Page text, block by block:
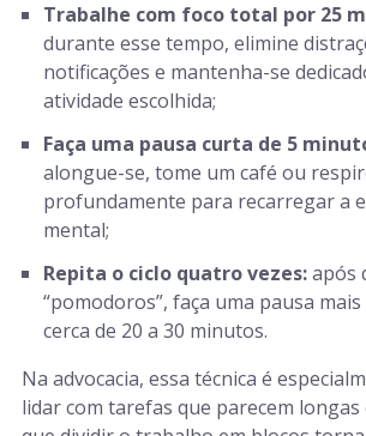
Trabalhe com foco total por 25
durante esse tempo, elimine
notificações e mantenha-se
atividade escolhida;
Faça uma pausa curta de 5
alongue-se, tome um café ou
profundamente para recarregar a
mental;
Repita o ciclo quatro vezes:após
“pomodoros”, faça uma pausa
cerca de 20 a 30 minutos.
Na advocacia, essa técnica é
lidar com tarefas que parecem longas